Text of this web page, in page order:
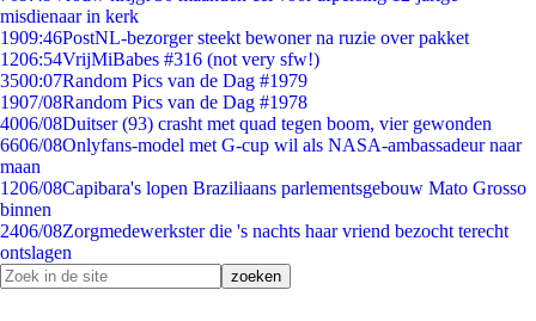
misdienaar in kerk
1909:46PostNL-bezorger steekt bewoner na ruzie over pakket
1206:54VrijMiBabes #316 (not very sfw!)
3500:07Random Pics van de Dag #1979
1907/08Random Pics van de Dag #1978
4006/08Duitser (93) crasht met quad tegen boom, vier gewonden
6606/08Onlyfans-model met G-cup wil als NASA-ambassadeur naar
maan
1206/08Capibara's lopen Braziliaans parlementsgebouw Mato Grosso
binnen
2406/08Zorgmedewerkster die 's nachts haar vriend bezocht terecht
ontslagen